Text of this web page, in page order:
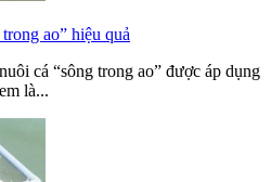
ao” hiệu quả
cá “sông trong ao” được áp dụng
là...